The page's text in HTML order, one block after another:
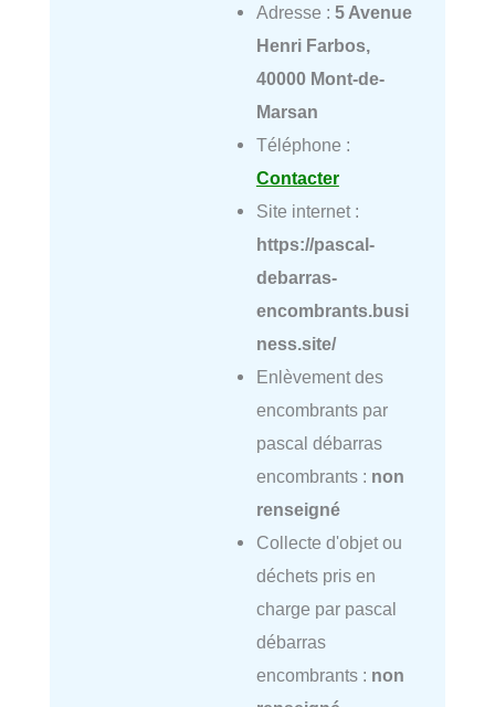
Adresse : 5 Avenue
Henri Farbos,
40000 Mont-de-
Marsan
Téléphone :
Contacter
Site internet :
https://pascal-
debarras-
encombrants.busi
ness.site/
Enlèvement des
encombrants par
pascal débarras
encombrants : non
renseigné
Collecte d'objet ou
déchets pris en
charge par pascal
débarras
encombrants : non